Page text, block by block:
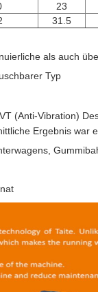
23
31.5
als auch
Typ
(Anti-Vibration)
Ergebnis war